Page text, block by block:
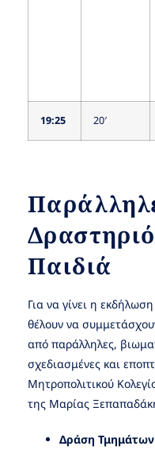
19:25 20′
Παιδιά
Για να γίνει η
θέλουν να
από παράλληλες,
σχεδιασμένες και
Μητροπολιτικού
της Μαρίας
Δράση